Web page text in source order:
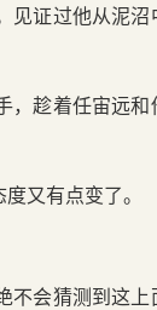
见证过他从泥
趁着任宙远和
又有点变了。
会猜测到这上